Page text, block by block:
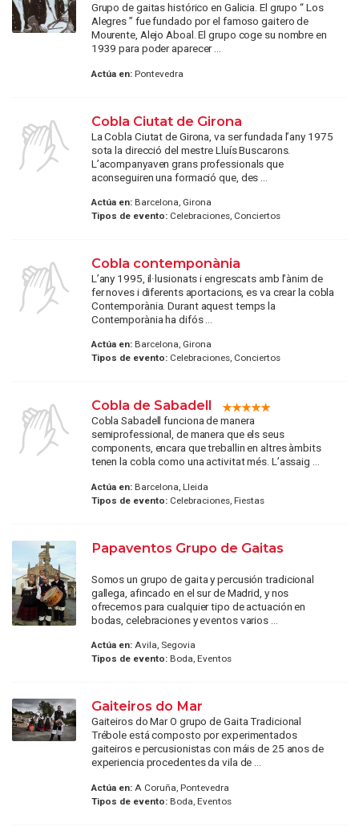
Grupo de gaitas histórico en Galicia. El grupo “ Los
Alegres ” fue fundado por el famoso gaitero de
Mourente, Alejo Aboal. El grupo coge su nombre en
1939 para poder aparecer ...
Actúa en:Pontevedra
Cobla Ciutat de Girona
La Cobla Ciutat de Girona, va ser fundada l’any 1975
sota la direcció del mestre Lluís Buscarons.
L’acompanyaven grans professionals que
aconseguiren una formació que, des ...
Actúa en:Barcelona, Girona
Tipos de evento:Celebraciones, Conciertos
Cobla contemponània
L’any 1995, il·lusionats i engrescats amb l’ànim de
fer noves i diferents aportacions, es va crear la cobla
Contemporània. Durant aquest temps la
Contemporània ha difós ...
Actúa en:Barcelona, Girona
Tipos de evento:Celebraciones, Conciertos
Cobla de Sabadell
Cobla Sabadell funciona de manera
semiprofessional, de manera que els seus
components, encara que treballin en altres àmbits
tenen la cobla como una activitat més. L’assaig ...
Actúa en:Barcelona, Lleida
Tipos de evento:Celebraciones, Fiestas
Papaventos Grupo de Gaitas
Somos un grupo de gaita y percusión tradicional
gallega, afincado en el sur de Madrid, y nos
ofrecemos para cualquier tipo de actuación en
bodas, celebraciones y eventos varios ...
Actúa en:Avila, Segovia
Tipos de evento:Boda, Eventos
Gaiteiros do Mar
Gaiteiros do Mar O grupo de Gaita Tradicional
Trébole está composto por experimentados
gaiteiros e percusionistas con máis de 25 anos de
experiencia procedentes da vila de ...
Actúa en:A Coruña, Pontevedra
Tipos de evento:Boda, Eventos